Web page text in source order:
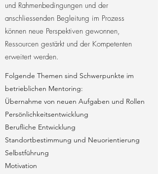
und Rahmenbedingungen und der
anschliessenden Begleitung im Prozess
können neue Perspektiven gewonnen,
Ressourcen gestärkt und der Kompetenten
erweitert werden.
Folgende Themen sind Schwerpunkte im
betrieblichen Mentoring:
Übernahme von neuen Aufgaben und Rollen
Persönlichkeitsentwicklung
Berufliche Entwicklung
Standortbestimmung und Neuorientierung
Selbstführung
Motivation